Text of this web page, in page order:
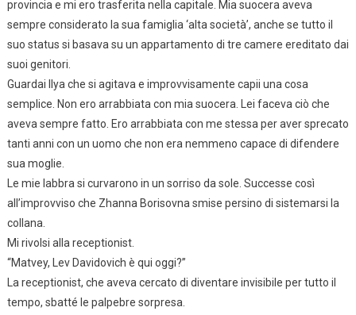
provincia e mi ero trasferita nella capitale. Mia suocera aveva
sempre considerato la sua famiglia ‘alta società’, anche se tutto il
suo status si basava su un appartamento di tre camere ereditato dai
suoi genitori.
Guardai Ilya che si agitava e improvvisamente capii una cosa
semplice. Non ero arrabbiata con mia suocera. Lei faceva ciò che
aveva sempre fatto. Ero arrabbiata con me stessa per aver sprecato
tanti anni con un uomo che non era nemmeno capace di difendere
sua moglie.
Le mie labbra si curvarono in un sorriso da sole. Successe così
all’improvviso che Zhanna Borisovna smise persino di sistemarsi la
collana.
Mi rivolsi alla receptionist.
“Matvey, Lev Davidovich è qui oggi?”
La receptionist, che aveva cercato di diventare invisibile per tutto il
tempo, sbatté le palpebre sorpresa.